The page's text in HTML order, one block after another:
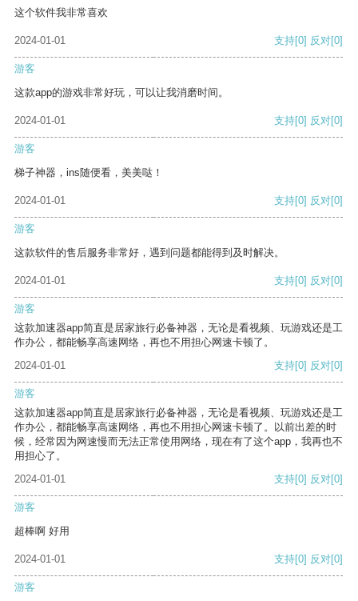
这个软件我非常喜欢
2024-01-01 支持[0] 反对[0]
游客
这款app的游戏非常好玩，可以让我消磨时间。
2024-01-01 支持[0] 反对[0]
游客
梯子神器，ins随便看，美美哒！
2024-01-01 支持[0] 反对[0]
游客
这款软件的售后服务非常好，遇到问题都能得到及时解决。
2024-01-01 支持[0] 反对[0]
游客
这款加速器app简直是居家旅行必备神器，无论是看视频、玩游戏还是工
作办公，都能畅享高速网络，再也不用担心网速卡顿了。
2024-01-01
支持[0] 反对[0]
游客
这款加速器app简直是居家旅行必备神器，无论是看视频、玩游戏还是工
作办公，都能畅享高速网络，再也不用担心网速卡顿了。以前出差的时
候，经常因为网速慢而无法正常使用网络，现在有了这个app，我再也不
用担心了。
2024-01-01
支持[0] 反对[0]
游客
超棒啊 好用
2024-01-01 支持[0] 反对[0]
游客